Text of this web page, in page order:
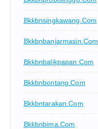
Bkkbnsingkawang.com
Bkkbnbanjarmasin.com
Bkkbnbalikpapan.com
Bkkbnbontang.com
Bkkbntarakan.com
Bkkbnbima.com